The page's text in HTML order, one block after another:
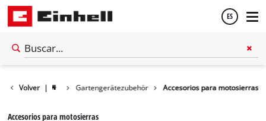
ES
Volver | Gartengerätezubehör Accesorios para motosierras
Accesorios para motosierras